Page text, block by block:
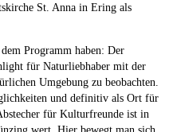
St. Anna in Ering als
Programm haben: Der
für Naturliebhaber mit der
Umgebung zu beobachten.
und definitiv als Ort für
für Kulturfreunde ist in